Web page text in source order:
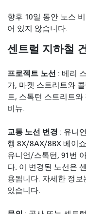
향후 10일 동안 노스
어 있지 않습니다.
센트럴 지하철
프로젝트 노선 : 베리
가, 마켓 스트리트와
트, 스톡턴 스트리트와
비뉴.
교통 노선 변경 : 유니
행 8X/8AX/8BX 베이
유니언/스톡턴, 91번
다. 이 변경된 노선은
용됩니다. 자세한 정
있습니다.